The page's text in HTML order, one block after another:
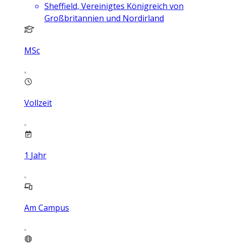
Sheffield, Vereinigtes Königreich von
Großbritannien und Nordirland
MSc
Vollzeit
1 Jahr
Am Campus